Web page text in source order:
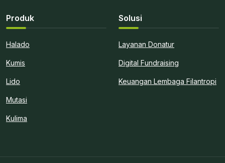
Produk
Halado
Kumis
Lido
Mutasi
Kulima
Solusi
Layanan Donatur
Digital Fundraising
Keuangan Lembaga Filantropi